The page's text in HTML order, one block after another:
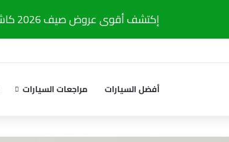
إكتشف أقوى عروض صيف 2026 كاش وتمويل
أفضل السيارات مراجعات السيارات